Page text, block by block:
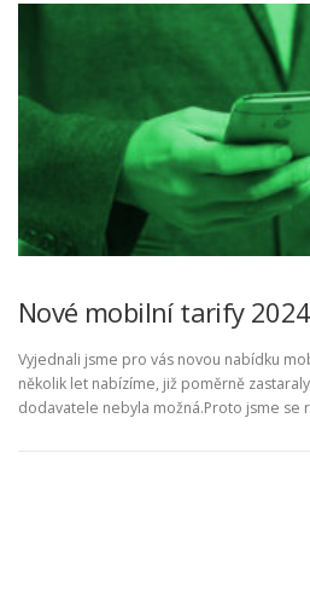
Nové mobilní tarify 2024
Vyjednali jsme pro vás novou nabídku
několik let nabízíme, již poměrně
dodavatele nebyla možná.Proto jsme se